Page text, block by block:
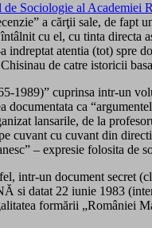
de Sociologie al Academiei
a cărţii sale, de
cu el, cu tinta
atentia (tot) spre
de catre istoricii
1989)” cuprinsa intr-un
documentata ca
lansarile, de la
cuvant cu cuvant din
– expresie folosita de
intr-un document
22 iunie 1983
formării „României